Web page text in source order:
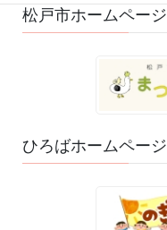
松戸市ホームページ
ひろばホームページ